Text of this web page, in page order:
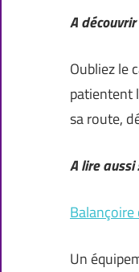
A
Oubliez le
patientent
sa route,
A lire aussi :
Un